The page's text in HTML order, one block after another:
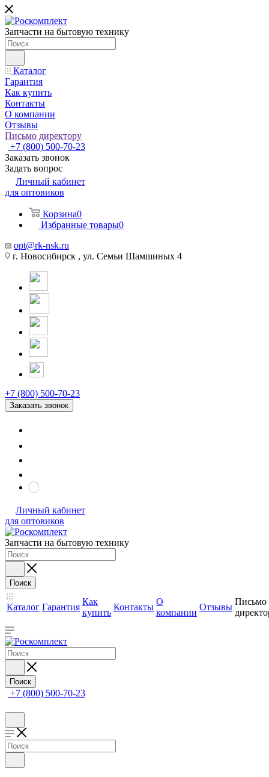
Запчасти на бытовую технику
Каталог
Гарантия
Как купить
Контакты
О компании
Отзывы
Письмо директору
+7 (800) 500-70-23
Заказать звонок
Задать вопрос
Личный кабинет
для оптовиков
Корзина0
Избранные товары0
opt@rk-nsk.ru
г. Новосибирск , ул. Семьи Шамшиных 4
+7 (800) 500-70-23
Заказать звонок
Личный кабинет
для оптовиков
Запчасти на бытовую технику
Поиск
Каталог Гарантия
Как
купить
Контакты
О
компании
Отзывы
Письмо
Поиск
+7 (800) 500-70-23